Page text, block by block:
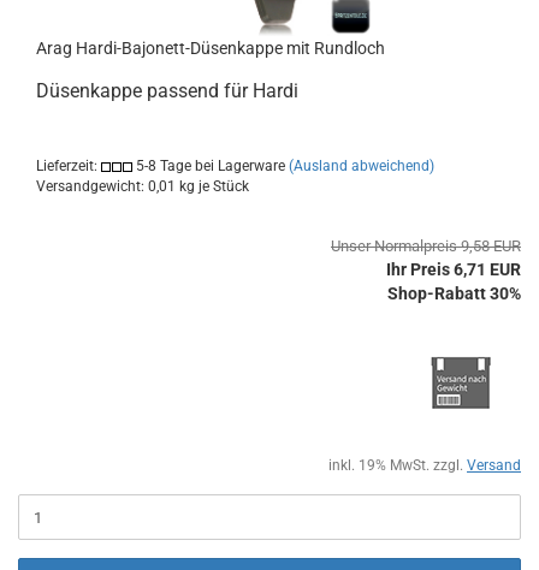
Arag Hardi-Bajonett-Düsenkappe mit Rundloch
Düsenkappe passend für Hardi
Lieferzeit: 5-8 Tage bei Lagerware (Ausland abweichend)
Versandgewicht: 0,01 kg je Stück
Unser Normalpreis 9,58 EUR
Ihr Preis 6,71 EUR
Shop-Rabatt 30%
inkl. 19% MwSt. zzgl. Versand